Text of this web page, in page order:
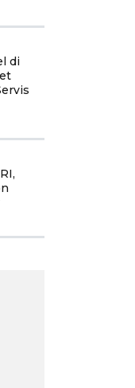
di